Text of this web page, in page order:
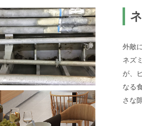
外敵
ネズ
が、
なる
さな